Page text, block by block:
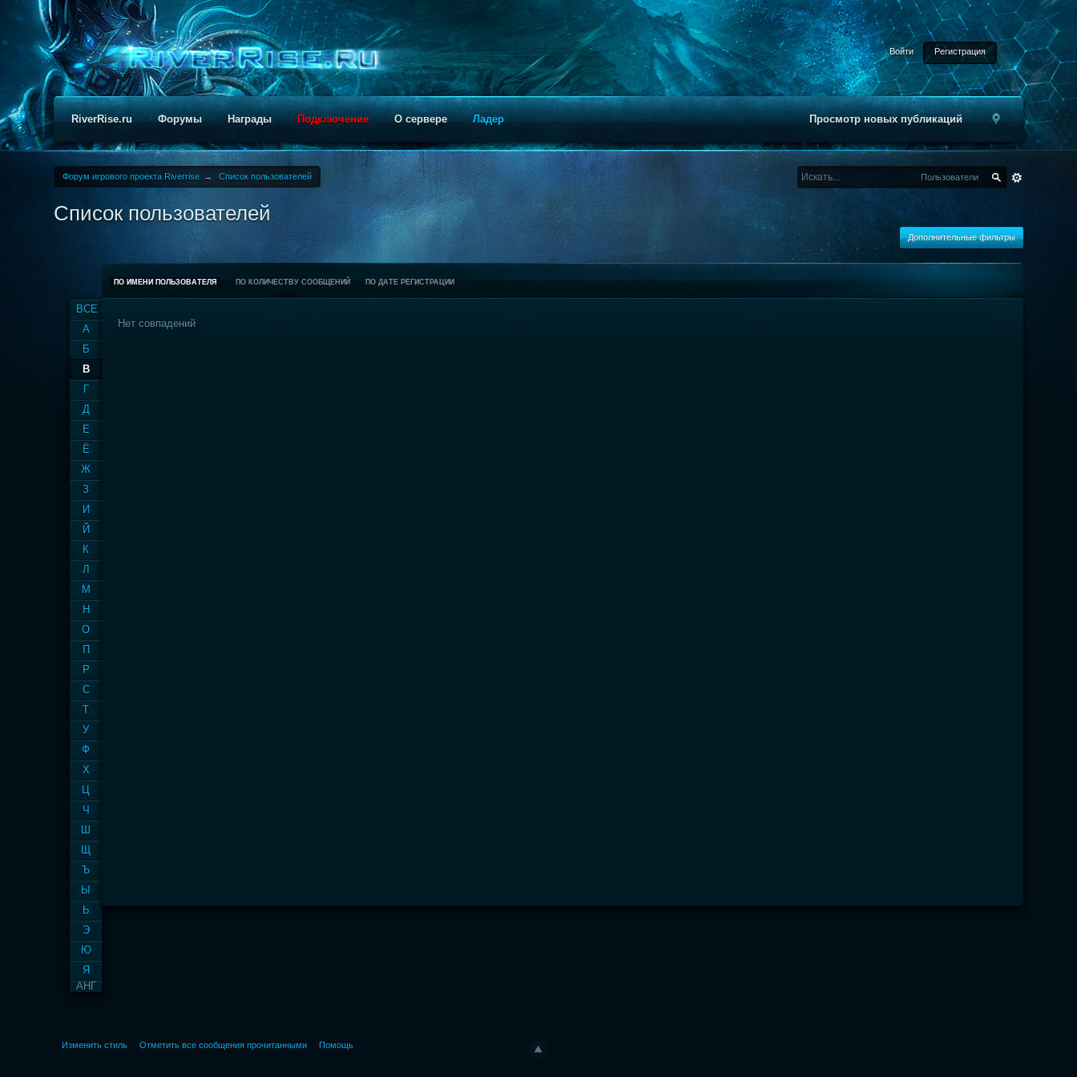
Войти Регистрация
Просмотр новых публикаций
RiverRise.ru Форумы Награды Подключение О сервере Ладер
Форум игрового проекта Riverrise → Список пользователей Пользователи
Список пользователей
Дополнительные фильтры
ВСЕ
А
Б
В
Г
Д
Е
Ё
Ж
З
И
Й
К
Л
М
Н
О
П
Р
С
Т
У
Ф
Х
Ц
Ч
Ш
Щ
Ъ
Ы
Ь
Э
Ю
Я
АНГ
ПО ИМЕНИ ПОЛЬЗОВАТЕЛЯ ПО КОЛИЧЕСТВУ СООБЩЕНИЙ ПО ДАТЕ РЕГИСТРАЦИИ
Нет совпадений
Изменить стиль Отметить все сообщения прочитанными Помощь